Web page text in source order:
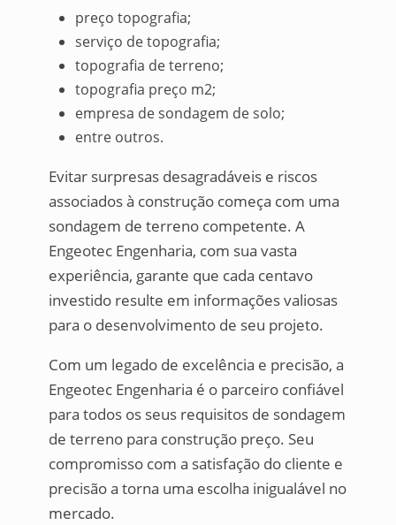
preço topografia;
serviço de topografia;
topografia de terreno;
topografia preço m2;
empresa de sondagem de solo;
entre outros.
Evitar surpresas desagradáveis e riscos
associados à construção começa com uma
sondagem de terreno competente. A
Engeotec Engenharia, com sua vasta
experiência, garante que cada centavo
investido resulte em informações valiosas
para o desenvolvimento de seu projeto.
Com um legado de excelência e precisão, a
Engeotec Engenharia é o parceiro confiável
para todos os seus requisitos de sondagem
de terreno para construção preço. Seu
compromisso com a satisfação do cliente e
precisão a torna uma escolha inigualável no
mercado.